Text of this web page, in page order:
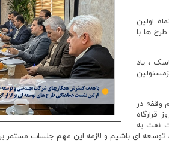
شرکت مهندسی و توسعه نفت، صبح امروز شنبه ۲۶ آبانماه اولین
ها با
، یاد
وقفه در
قرارگاه
نفت به
توسعه ای باشیم و لازمه این مهم جلسات